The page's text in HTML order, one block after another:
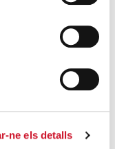
ne els detalls
el
otra